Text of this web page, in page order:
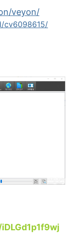
veyon/
cv6098615/